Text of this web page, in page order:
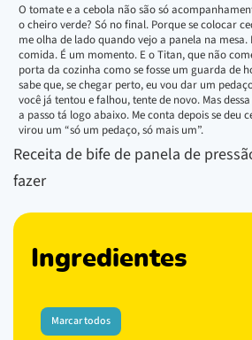
O tomate e a cebola não são só
o cheiro verde? Só no final. Porque se colocar
me olha de lado quando vejo a panela na mesa.
comida. É um momento. E o Titan, que não
porta da cozinha como se fosse um guarda de
sabe que, se chegar perto, eu vou dar um
você já tentou e falhou, tente de novo. Mas
a passo tá logo abaixo. Me conta depois se deu
virou um “só um pedaço, só mais um”.
Receita de bife de panela de
fazer
Ingredientes
Marcar todos